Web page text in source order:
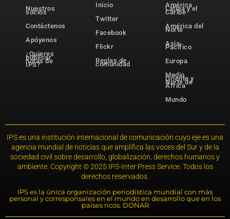
Nuestros
socios
Contáctenos
Apóyenos
¿Quieres
publicar
notas de
IPS?
Inicio
Twitter
Facebook
Flickr
Reglas de
comunidad
América
Latina y el
Caribe
América del
Norte
Asia-
Pacífico
Europa
Medio
Oriente y
Norte de
África
Mundo
IPS es una institución internacional de comunicación cuyo eje es una
agencia mundial de noticias que amplifica las voces del Sur y de la
sociedad civil sobre desarrollo, globalización, derechos humanos y
ambiente. Copyright © 2025 IPS-Inter Press Service. Todos los
derechos reservados.
IPS es la única organización periodística mundial con más
personal y corresponsales en el mundo en desarrollo que en los
países ricos. DONAR